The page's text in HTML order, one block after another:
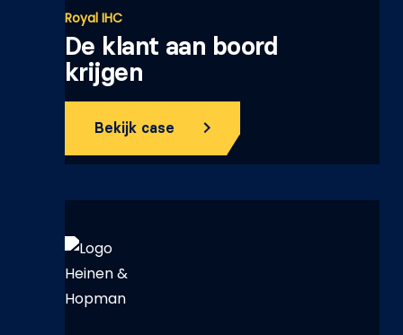
Royal IHC
De klant aan boord
krijgen
Bekijk case